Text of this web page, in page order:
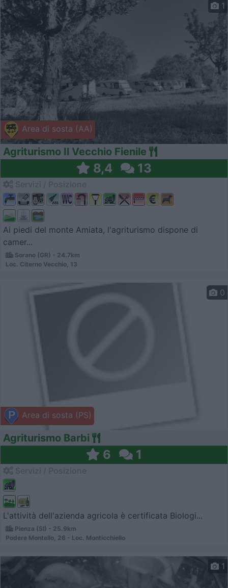
Area di sosta (AA)
1
Agriturismo Il Vecchio Fienile
8,4 13
Ai piedi del monte Amiata, l'agriturismo dispone di
camer...
Sorano (GR) - 24.7km
Loc. Citerno Vecchio, 13
Area di sosta (PS)
0
Agriturismo Barbi
6 1
L'attività dell'azienda agricola è certificata Biologi...
Pienza (SI) - 25.9km
Podere Montello, 26 - Loc. Monticchiello
1